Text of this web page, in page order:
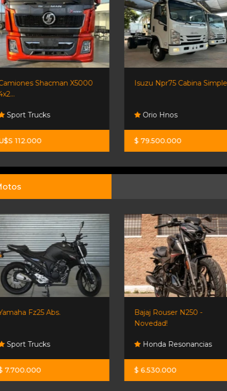
Shacman X5000
Sport Trucks
112.000
Isuzu Npr75 Cabina
Orio Hnos
$ 79.500.000
Fz25 Abs.
Sport Trucks
7.700.000
Bajaj Rouser N250 -
Novedad!
Honda Resonancias
$ 6.530.000